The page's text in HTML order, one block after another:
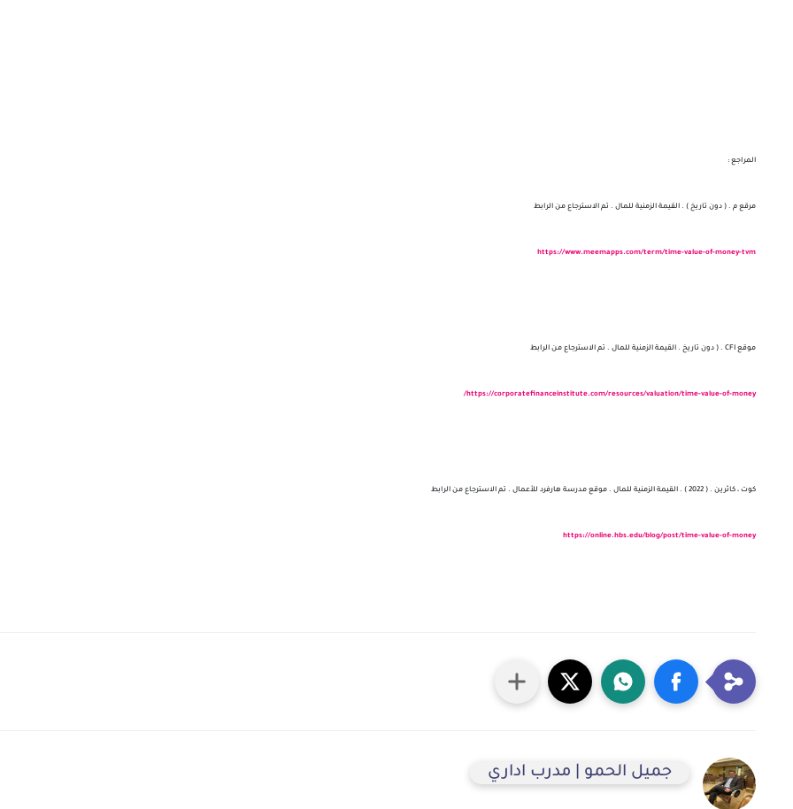
المراجع :
مرقع م . ( دون تاريخ ) . القيمة الزمنية للمال . تم الاسترجاع من الرابط
https://www.meemapps.com/term/time-value-of-money-tvm
موقع CFI . ( دون تاريخ . القيمة الزمنية للمال . تم الاسترجاع من الرابط
https://corporatefinanceinstitute.com/resources/valuation/time-value-of-money/
كوت ، كاثرين . ( 2022 ) . القيمة الزمنية للمال . موقع مدرسة هارفرد للأعمال . تم الاسترجاع من الرابط
https://online.hbs.edu/blog/post/time-value-of-money
جميل الحمو | مدرب اداري